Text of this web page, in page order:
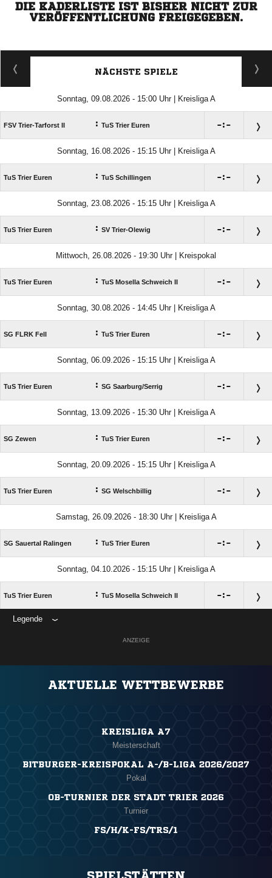
DIE KADERLISTE IST BISHER NICHT ZUR
VERÖFFENTLICHUNG FREIGEGEBEN.
NÄCHSTE SPIELE
Sonntag, 09.08.2026 - 15:00 Uhr | Kreisliga A
FSV Trier-Tarforst II : TuS Trier Euren :
Sonntag, 16.08.2026 - 15:15 Uhr | Kreisliga A
TuS Trier Euren : TuS Schillingen :
Sonntag, 23.08.2026 - 15:15 Uhr | Kreisliga A
TuS Trier Euren : SV Trier-Olewig :
Mittwoch, 26.08.2026 - 19:30 Uhr | Kreispokal
TuS Trier Euren : TuS Mosella Schweich II :
Sonntag, 30.08.2026 - 14:45 Uhr | Kreisliga A
SG FLRK Fell : TuS Trier Euren :
Sonntag, 06.09.2026 - 15:15 Uhr | Kreisliga A
TuS Trier Euren : SG Saarburg/​Serrig :
Sonntag, 13.09.2026 - 15:30 Uhr | Kreisliga A
SG Zewen : TuS Trier Euren :
Sonntag, 20.09.2026 - 15:15 Uhr | Kreisliga A
TuS Trier Euren : SG Welschbillig :
Samstag, 26.09.2026 - 18:30 Uhr | Kreisliga A
SG Sauertal Ralingen : TuS Trier Euren :
Sonntag, 04.10.2026 - 15:15 Uhr | Kreisliga A
TuS Trier Euren : TuS Mosella Schweich II :
Legende
ANZEIGE
AKTUELLE WETTBEWERBE
KREISLIGA A7
Meisterschaft
BITBURGER-KREISPOKAL A-/B-LIGA 2026/2027
Pokal
OB-TURNIER DER STADT TRIER 2026
Turnier
FS/H/K-FS/TRS/1